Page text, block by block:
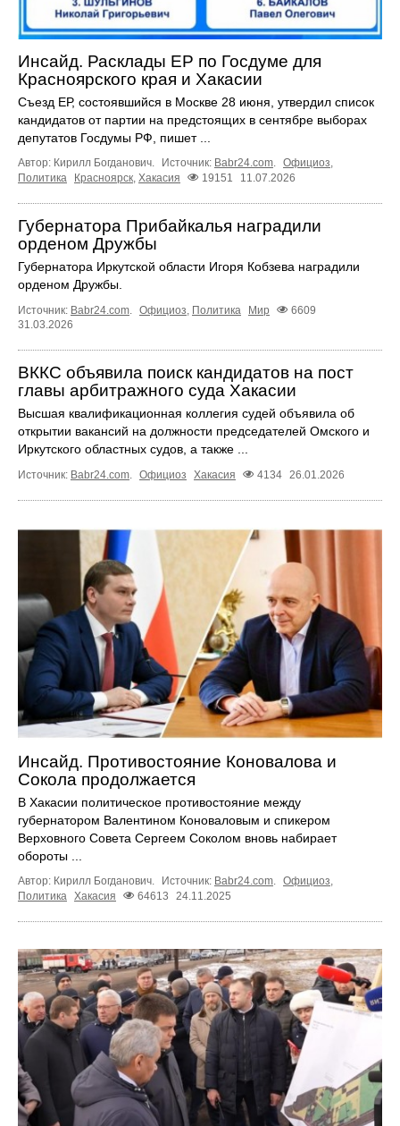
Инсайд. Расклады ЕР по Госдуме для
Красноярского края и Хакасии
Съезд ЕР, состоявшийся в Москве 28 июня, утвердил список
кандидатов от партии на предстоящих в сентябре выборах
депутатов Госдумы РФ, пишет ...
Автор: Кирилл Богданович. Источник: Babr24.com Официоз
Политика
Красноярск, Хакасия 19151 11.07.2026
Губернатора Прибайкалья наградили
орденом Дружбы
Губернатора Иркутской области Игоря Кобзева наградили
орденом Дружбы.
Источник: Babr24.com. Официоз, Политика Мир
6609
31.03.2026
ВККС объявила поиск кандидатов на пост
главы арбитражного суда Хакасии
Высшая квалификационная коллегия судей объявила об
открытии вакансий на должности председателей Омского и
Иркутского областных судов, а также ...
Источник: Babr24.com. Официоз Хакасия 4134 26.01.2026
Инсайд. Противостояние Коновалова и
Сокола продолжается
В Хакасии политическое противостояние между
губернатором Валентином Коноваловым и спикером
Верховного Совета Сергеем Соколом вновь набирает
обороты ...
Автор: Кирилл Богданович. Источник: Babr24.com Официоз
Политика Хакасия 64613 24.11.2025